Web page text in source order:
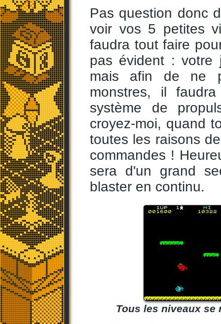
Pas question donc
voir vos 5 petites
faudra tout faire
pas évident : votre
mais afin de ne
monstres, il
système de
croyez-moi, quand
toutes les raisons
commandes !
sera d'un grand
blaster en continu.
Tous les niveaux se